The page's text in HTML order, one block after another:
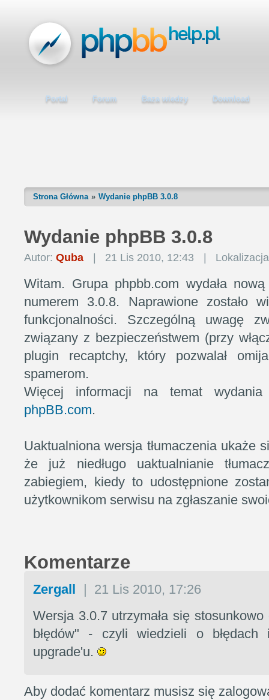
Portal Forum Baza wiedzy Download
Strona Główna Wydanie phpBB 3.0.8
Wydanie phpBB 3.0.8
Autor: Quba 21 Lis 2010, 12:43
Witam. Grupa phpbb.com wydała
numerem 3.0.8. Naprawione zostało
funkcjonalności. Szczególną uwagę
związany z bezpieczeństwem (przy
plugin recaptchy, który pozwalał
spamerom.
Więcej informacji na temat
phpBB.com.
Uaktualniona wersja tłumaczenia ukaże
że już niedługo uaktualnianie
zabiegiem, kiedy to udostępnione
użytkownikom serwisu na zgłaszanie
Komentarze
Zergall
21 Lis 2010, 17:26
Wersja 3.0.7 utrzymała się
błędów" - czyli wiedzieli o
upgrade'u.
Aby dodać komentarz musisz się